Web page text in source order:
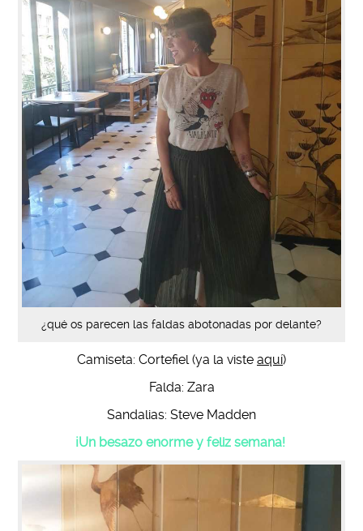
¿qué os parecen las faldas abotonadas por delante?
Camiseta: Cortefiel (ya la viste aquí)
Falda: Zara
Sandalias: Steve Madden
¡Un besazo enorme y feliz semana!